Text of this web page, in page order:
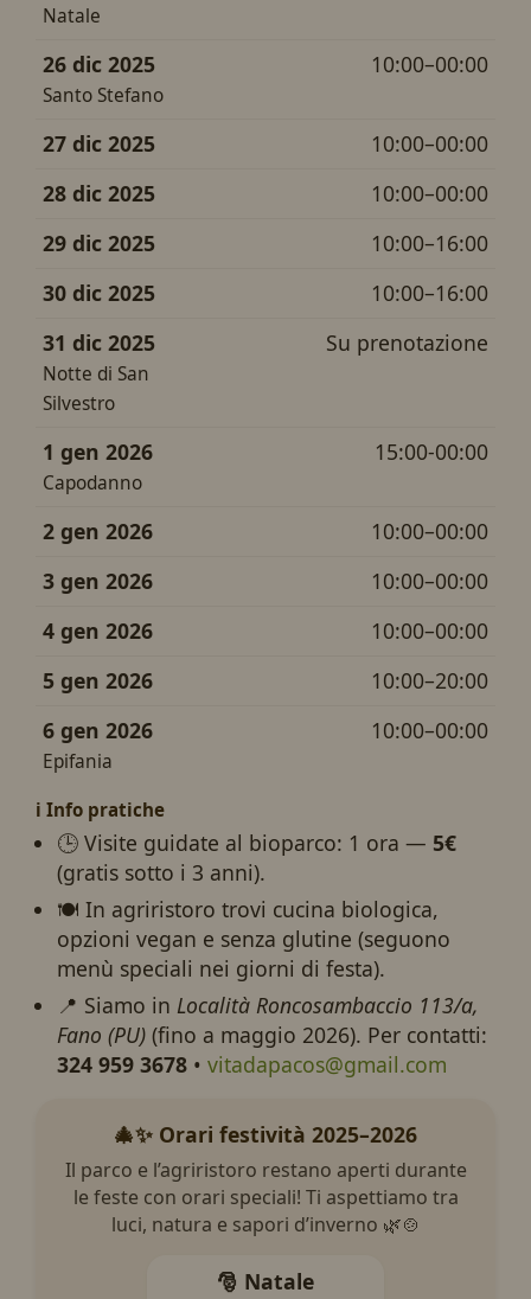
Natale
26 dic 2025
Santo Stefano
10:00–00:00
27 dic 2025
10:00–00:00
28 dic 2025
10:00–00:00
29 dic 2025
10:00–16:00
30 dic 2025
10:00–16:00
31 dic 2025
Notte di San
Silvestro
Su prenotazione
1 gen 2026
Capodanno
15:00-00:00
2 gen 2026
10:00–00:00
3 gen 2026
10:00–00:00
4 gen 2026
10:00–00:00
5 gen 2026
10:00–20:00
6 gen 2026
Epifania
10:00–00:00
ℹ️ Info pratiche
🕒 Visite guidate al bioparco: 1 ora — 5€
(gratis sotto i 3 anni).
🍽️ In agriristoro trovi cucina biologica,
opzioni vegan e senza glutine (seguono
menù speciali nei giorni di festa).
📍 Siamo in Località Roncosambaccio 113/a,
Fano (PU) (fino a maggio 2026). Per contatti:
324 959 3678 • vitadapacos@gmail.com
🎄✨ Orari festività 2025–2026
Il parco e l’agriristoro restano aperti durante
le feste con orari speciali! Ti aspettiamo tra
luci, natura e sapori d’inverno 🌿🍲
🎅 Natale